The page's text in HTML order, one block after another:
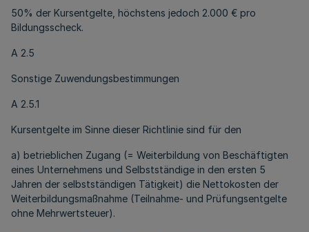
50% der Kursentgelte, höchstens jedoch 2.000 € pro
Bildungsscheck.
A 2.5
Sonstige Zuwendungsbestimmungen
A 2.5.1
Kursentgelte im Sinne dieser Richtlinie sind für den
a) betrieblichen Zugang (= Weiterbildung von Beschäftigten
eines Unternehmens und Selbstständige in den ersten 5
Jahren der selbstständigen Tätigkeit) die Nettokosten der
Weiterbildungsmaßnahme (Teilnahme- und Prüfungsentgelte
ohne Mehrwertsteuer).